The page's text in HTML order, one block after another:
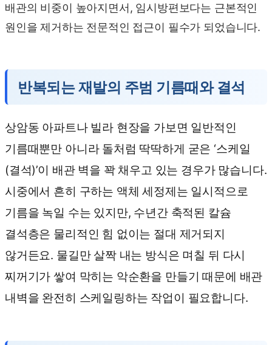
배관의 비중이 높아지면서, 임시방편보다는 근본적인
원인을 제거하는 전문적인 접근이 필수가 되었습니다.
반복되는 재발의 주범 기름때와 결석
상암동 아파트나 빌라 현장을 가보면 일반적인
기름때뿐만 아니라 돌처럼 딱딱하게 굳은 ‘스케일
(결석)’이 배관 벽을 꽉 채우고 있는 경우가 많습니다.
시중에서 흔히 구하는 액체 세정제는 일시적으로
기름을 녹일 수는 있지만, 수년간 축적된 칼슘
결석층은 물리적인 힘 없이는 절대 제거되지
않거든요. 물길만 살짝 내는 방식은 며칠 뒤 다시
찌꺼기가 쌓여 막히는 악순환을 만들기 때문에 배관
내벽을 완전히 스케일링하는 작업이 필요합니다.